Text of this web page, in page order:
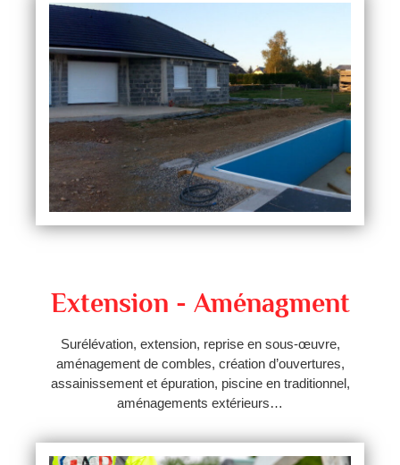
Extension - Aménagment
Surélévation, extension, reprise en sous-œuvre,
aménagement de combles, création d’ouvertures,
assainissement et épuration, piscine en traditionnel,
aménagements extérieurs…